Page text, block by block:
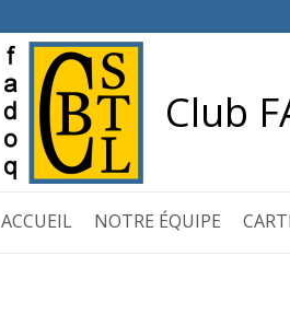
Club
ACCUEIL NOTRE ÉQUIPE